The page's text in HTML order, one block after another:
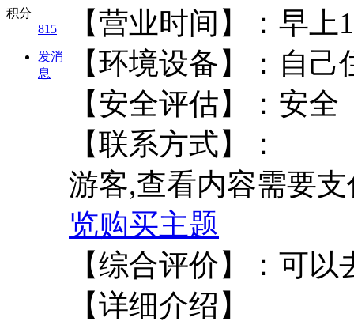
积分
815
发消
息
【营业时间】：
【环境设备】：
【安全评估】
【联系方式】：
游客,查看内容需要
览购买主题
【综合评
【详细介绍】